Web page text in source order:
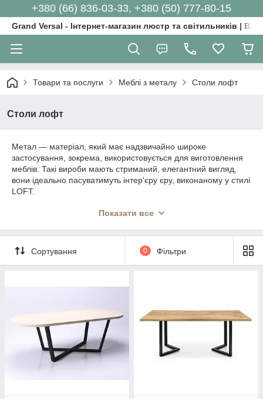
+380 (66) 836-03-33, +380 (50) 777-80-15
Grand Versal - Інтернет-магазин люстр та світильників |
Товари та послуги Меблі з металу Столи лофт
Столи лофт
Метал — матеріал, який має надзвичайно широке
застосування, зокрема, використовується для виготовлення
меблів. Такі вироби мають стриманий, елегантний вигляд,
вони ідеально пасуватимуть інтер'єру єру, виконаному у стилі
LOFT.
які застосовує у своєму виробництві компанія «Grand Versal»,
оригінальні.
Такі не купиш у магазині і не зустрінеш у кожній другій оселі.
Напрямки діяльності компанії «Grand Versal»:
виготовлення воріт та меблевої фурнітури;
виготовлення каркасів під накриття;
виконання індивідуальних замовлень.
Показати все
Сортування 0 Фільтри